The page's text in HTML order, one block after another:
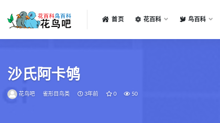
首页 花百科 鸟百科
沙氏阿卡鸲
花鸟吧 雀形目鸟类 3年前 0 50